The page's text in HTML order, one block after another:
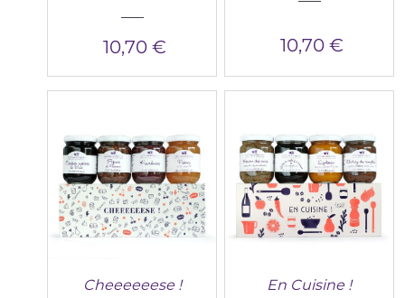
10,70 € 10,70 €
Cheeeeeese ! En Cuisine !